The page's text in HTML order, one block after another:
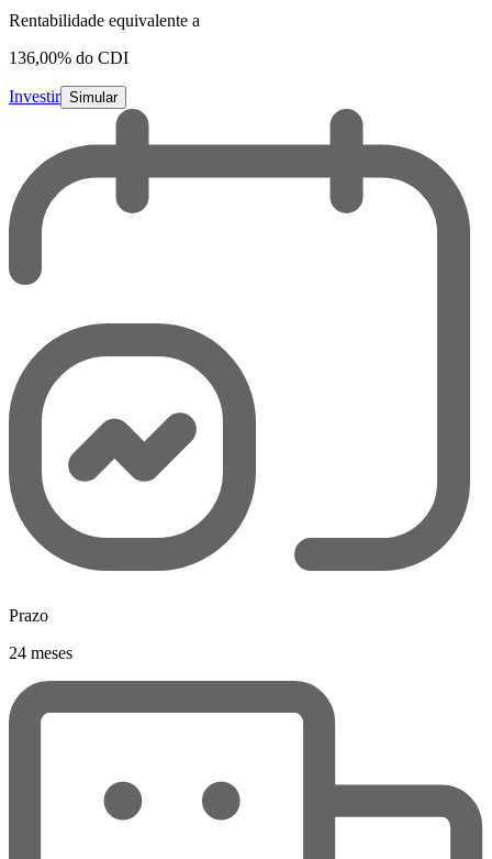
Rentabilidade equivalente a
136,00% do CDI
Investir Simular
Prazo
24 meses